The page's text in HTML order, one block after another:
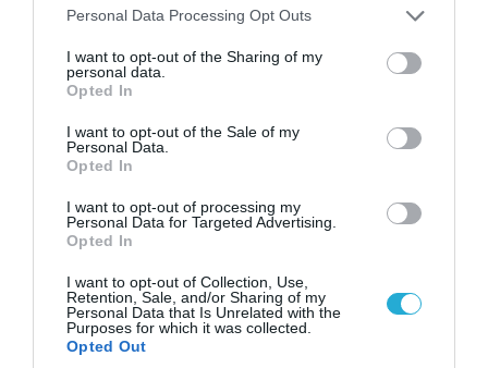
Please note that this website/app uses one or more Google
not limited to your visit or usage behaviour. You may click to
grant or deny consent to Google and its third-party tags to
use your data for below specified purposes in below Google
consent section.
Personal Data Processing Opt Outs
I want to opt-out of the Sharing of my
personal data.
Opted In
I want to opt-out of the Sale of my
Personal Data.
Opted In
I want to opt-out of processing my
Personal Data for Targeted Advertising.
Opted In
I want to opt-out of Collection, Use,
Retention, Sale, and/or Sharing of my
Personal Data that Is Unrelated with the
Purposes for which it was collected.
Opted Out
07.08.2026 | 20:02
Ο Γιάννης Αλαφούζος «τέλειωσε» τον
απομάκρυνσής του